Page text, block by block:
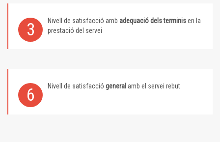
3 Nivell de satisfacció amb adequació dels terminisen la
prestació del servei
6 Nivell de satisfacció general amb el servei rebut